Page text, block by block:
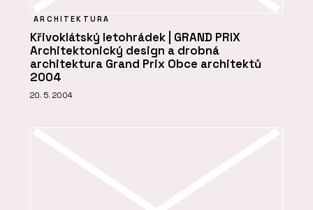
ARCHITEKTURA
Křivoklátský letohrádek | GRAND PRIX
Architektonický design a drobná
architektura Grand Prix Obce architektů
2004
20. 5. 2004